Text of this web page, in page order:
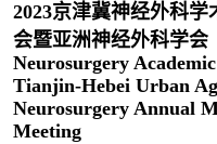
2023京津冀神经外科
会暨亚洲神经外科学会
Neurosurgery
Tianjin-Hebei Urban
Neurosurgery Annual
Meeting